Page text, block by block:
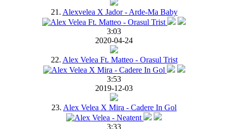
21. Alexvelea X Jador - Arde-Ma Baby
3:03
2020-04-24
22. Alex Velea Ft. Matteo - Orasul Trist
3:53
2019-12-03
23. Alex Velea X Mira - Cadere In Gol
3:33